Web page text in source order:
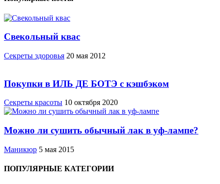
Свекольный квас
Cекреты здоровья 20 мая 2012
Покупки в ИЛЬ ДЕ БОТЭ с кэшбэком
Секреты красоты 10 октября 2020
Можно ли сушить обычный лак в уф-лампе?
Маникюр 5 мая 2015
ПОПУЛЯРНЫЕ КАТЕГОРИИ